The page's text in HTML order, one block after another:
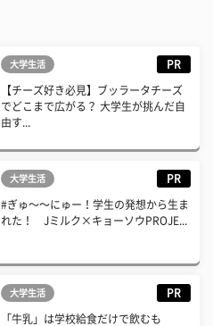
大学生活 PR
【チーズ好き必見】ブッラータチーズ
でどこまで広がる？ 大学生が挑んだ自
由す...
大学生活 PR
#ぎゅ〜〜にゅー！学生の発想から生ま
れた！ Jミルク×キョーソウPROJE...
大学生活 PR
「牛乳」は学校給食だけで飲むも